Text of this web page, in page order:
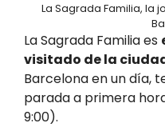
La Sagrada Familia, la
La Sagrada Familia es
visitado de la
Barcelona en un día,
parada a primera
9:00).